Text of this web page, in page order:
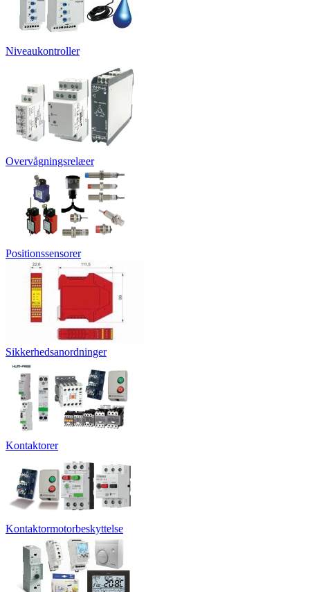
Niveaukontroller
Overvågningsrelæer
Positionssensorer
Sikkerhedsanordninger
Kontaktorer
Kontaktormotorbeskyttelse